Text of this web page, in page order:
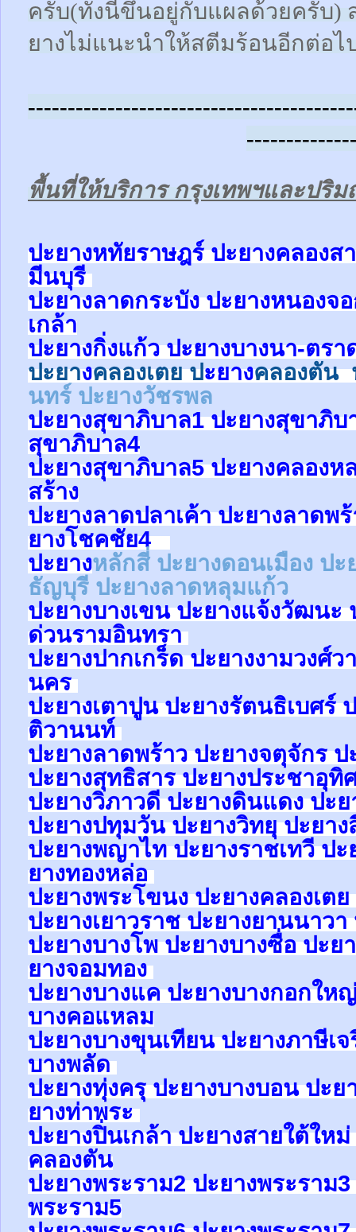
ครับ(ทั้งนี้ขึ้นอยู่กับแผลด้วยครับ)
ยางไม่แนะนำให้สตีมร้อนอีกต่อไ
พื้นที่ให้บริการ กรุงเทพฯและปริ
ปะยางหทัยราษฎร์ ปะยางคลองส
มีนบุรี
ปะยางลาดกระบัง ปะยางหนองจ
เกล้า
ปะยางกิ่งแก้วปะยางบางนา-ตร
ปะยางคลองเตย ปะยางคลองตัน
นทร์ ปะยางวัชรพล
ปะยางสุขาภิบาล1ปะยางสุขาภิบ
สุขาภิบาล4
ปะยางสุขาภิบาล5 ปะยางคลองห
สร้าง
ปะยางลาดปลาเค้าปะยางลาดพ
ยางโชคชัย4
ปะยางหลักสี่ ปะยางดอนเมือง ปะ
ธัญบุรี ปะยางลาดหลุมแก้ว
ปะยางบางเขนปะยางแจ้งวัฒนะ
ด่วนรามอินทรา
ปะยางปากเกร็ดปะยางงามวงศ์ว
นคร
ปะยางเตาปูนปะยางรัตนธิเบศร์
ติวานนท์
ปะยางลาดพร้าวปะยางจตุจักรป
ปะยางสุทธิสารปะยางประชาอุทิ
ปะยางวิภาวดีปะยางดินแดงปะย
ปะยางปทุมวันปะยางวิทยุปะยาง
ปะยางพญาไทปะยางราชเทวีปะ
ยางทองหล่อ
ปะยางพระโขนงปะยางคลองเตย
ปะยางเยาวราชปะยางยานนาวา
ปะยางบางโพปะยางบางซื่อปะย
ยางจอมทอง
ปะยางบางแคปะยางบางกอกให
บางคอแหลม
ปะยางบางขุนเทียนปะยางภาษีเ
บางพลัด
ปะยางทุ่งครุปะยางบางบอนปะย
ยางท่าพระ
ปะยางปิ่นเกล้าปะยางสายใต้ใหม่
คลองตัน
ปะยางพระราม2ปะยางพระราม3
พระราม5